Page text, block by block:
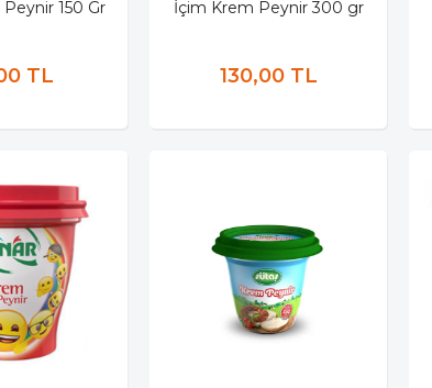
150 Gr
TL
İçim Krem Peynir 300 gr
130,00 TL